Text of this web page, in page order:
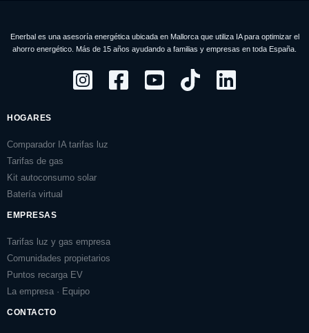
Enerbal es una asesoría energética ubicada en Mallorca que utiliza IA para optimizar el
ahorro energético. Más de 15 años ayudando a familias y empresas en toda España.
HOGARES
Comparador IA tarifas luz
Tarifas de gas
Kit autoconsumo solar
Batería virtual
EMPRESAS
Tarifas luz y gas empresa
Comunidades propietarios
Puntos recarga EV
La empresa · Equipo
CONTACTO